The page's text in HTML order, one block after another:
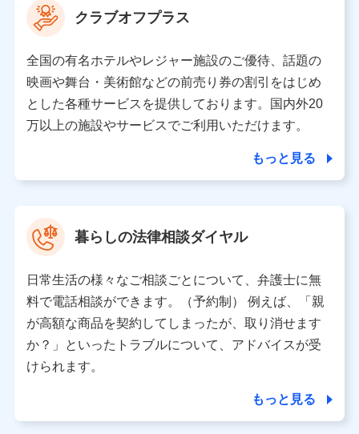
【当該個人データの管理について責任を有する者の名称・住
所・代表者名】
当該個人データを取り扱う各共同利用者（詳細は次のとお
り）
東京都千代田区永田町2丁目11番1号 山王パークタワー
株式会社NTTドコモ 代表取締役社長 前田 義晃
東京都中央区日本橋人形町2-14-10 アーバンネット日本橋
ビル 3F
※ 当社および株式会社NTTドコモは、お客さまの情報を利
データ憲章」に定める行動原則を順守します 。
※ パーソナルデータダッシュボードの「第三者提供の管
理」の設定状態にかかわらず、共同利用する場合がありま
※ dポイントクラブ会員ではないお客さま（2019年12月11
日以降、一度もdポイントクラブ会員であったことがないお
個人データは、こちら の利用目的の範囲内に限って共同利
用します。
クラブオフプラス
全国の有名ホテルやレジャー施設のご優待、話題の
映画や舞台・美術館などの前売り券の割引をはじめ
とした各種サービスを提供しております。国内外20
万以上の施設やサービスでご利用いただけます。
もっと見る
暮らしの法律相談ダイヤル
日常生活の様々なご相談ごとについて、弁護士に無
料で電話相談ができます。（予約制） 例えば、「親
が高額な商品を契約してしまったが、取り消せます
か？」といったトラブルについて、アドバイスが受
けられます。
もっと見る